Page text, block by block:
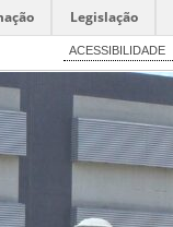
Legislação
ACESSIBILIDADE